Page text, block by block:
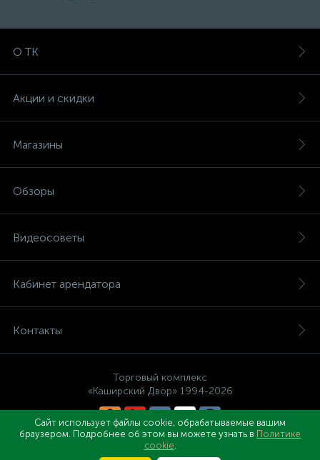
О ТК
Акции и скидки
Магазины
Обзоры
Видеосоветы
Кабинет арендатора
Контакты
Торговый комплекс
«Каширский Двор» 1994-2026
Правовые документы
Сайт использует файлы cookie, обрабатываемые вашим
браузером. Подробнее об этом вы можете узнать в Политике
cookie.